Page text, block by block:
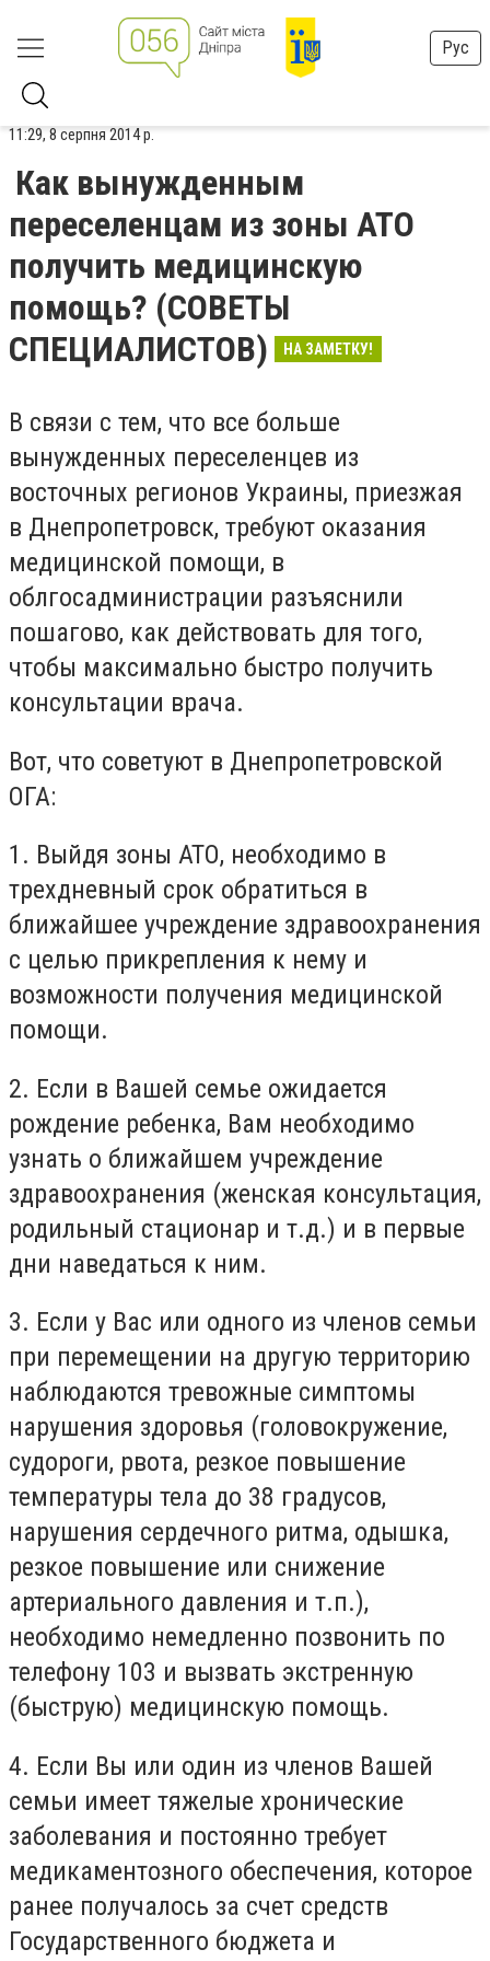
Рус
11:29, 8 серпня 2014 р.
Как вынужденным
переселенцам из зоны АТО
получить медицинскую
помощь? (СОВЕТЫ
СПЕЦИАЛИСТОВ)
НА ЗАМЕТКУ!
В связи с тем, что все больше
вынужденных переселенцев из
восточных регионов Украины, приезжая
в Днепропетровск, требуют оказания
медицинской помощи, в
облгосадминистрации разъяснили
пошагово, как действовать для того,
чтобы максимально быстро получить
консультации врача.
Вот, что советуют в Днепропетровской
ОГА:
1. Выйдя зоны АТО, необходимо в
трехдневный срок обратиться в
ближайшее учреждение здравоохранения
с целью прикрепления к нему и
возможности получения медицинской
помощи.
2. Если в Вашей семье ожидается
рождение ребенка, Вам необходимо
узнать о ближайшем учреждение
здравоохранения (женская консультация,
родильный стационар и т.д.) и в первые
дни наведаться к ним.
3. Если у Вас или одного из членов семьи
при перемещении на другую территорию
наблюдаются тревожные симптомы
нарушения здоровья (головокружение,
судороги, рвота, резкое повышение
температуры тела до 38 градусов,
нарушения сердечного ритма, одышка,
резкое повышение или снижение
артериального давления и т.п.),
необходимо немедленно позвонить по
телефону 103 и вызвать экстренную
(быструю) медицинскую помощь.
4. Если Вы или один из членов Вашей
семьи имеет тяжелые хронические
заболевания и постоянно требует
медикаментозного обеспечения, которое
ранее получалось за счет средств
Государственного бюджета и